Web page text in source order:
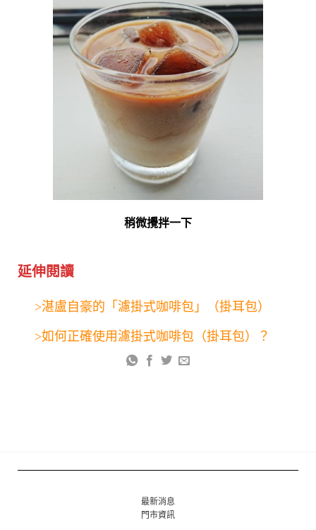
稍微攪拌一下
延伸閱讀
>湛盧自豪的「濾掛式咖啡包」（掛耳包）
>如何正確使用濾掛式咖啡包（掛耳包）？
最新消息
門市資訊